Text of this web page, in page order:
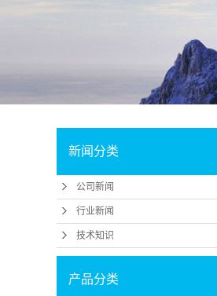
新闻分类
公司新闻
行业新闻
技术知识
产品分类